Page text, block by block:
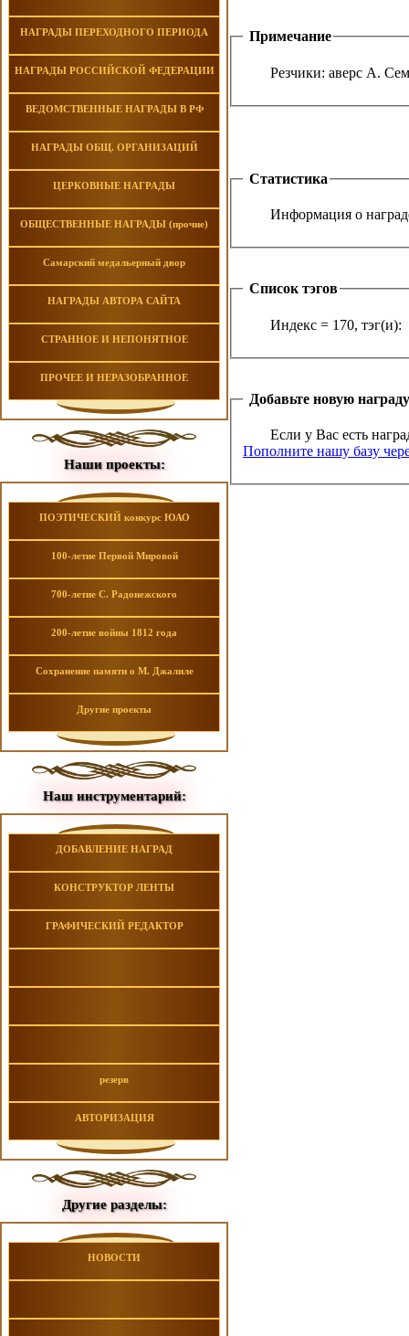
НАГРАДЫ ПЕРЕХОДНОГО ПЕРИОДА
НАГРАДЫ РОССИЙСКОЙ ФЕДЕРАЦИИ
ВЕДОМСТВЕННЫЕ НАГРАДЫ В РФ
НАГРАДЫ ОБЩ. ОРГАНИЗАЦИЙ
ЦЕРКОВНЫЕ НАГРАДЫ
ОБЩЕСТВЕННЫЕ НАГРАДЫ (прочие)
Самарский медальерный двор
НАГРАДЫ АВТОРА САЙТА
СТРАННОЕ И НЕПОНЯТНОЕ
ПРОЧЕЕ И НЕРАЗОБРАННОЕ
Наши проекты:
ПОЭТИЧЕСКИЙ конкурс ЮАО
100-летие Первой Мировой
700-летие С. Радонежского
200-летие войны 1812 года
Сохранение памяти о М. Джалиле
Другие проекты
Наш инструментарий:
ДОБАВЛЕНИЕ НАГРАД
КОНСТРУКТОР ЛЕНТЫ
ГРАФИЧЕСКИЙ РЕДАКТОР
резерв
АВТОРИЗАЦИЯ
Другие разделы:
НОВОСТИ
Примечание
Резчики: аверс А.
Статистика
Информация о
Список тэгов
Индекс = 170, тэг(и):
Добавьте новую награду
Если у Вас есть
Пополните нашу базу